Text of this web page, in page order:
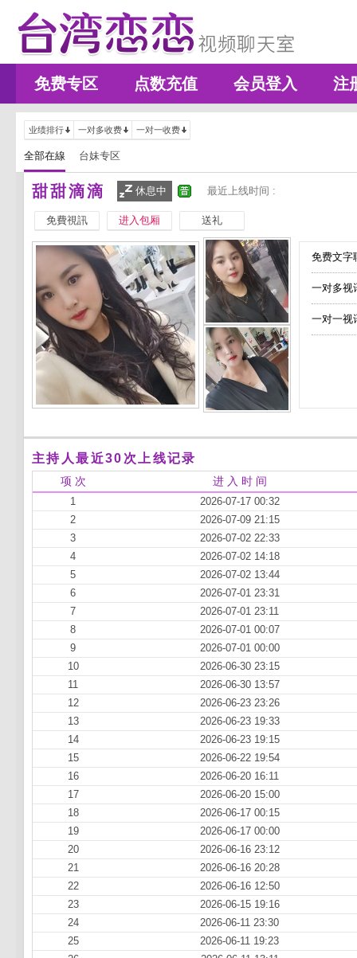
免费专区 点数充值 会员登入 注
业绩排行 一对多收费 一对一收费
全部在線 台妹专区
甜甜滴滴 休息中 最近上线时间 :
免費視訊 进入包厢 送礼
免费文
一对多
一对一
主持人最近30次上线记录
项 次 进 入 时 间
1
2026-07-17 00:32
2
2026-07-09 21:15
3
2026-07-02 22:33
4
2026-07-02 14:18
5
2026-07-02 13:44
6
2026-07-01 23:31
7
2026-07-01 23:11
8
2026-07-01 00:07
9
2026-07-01 00:00
10
2026-06-30 23:15
11
2026-06-30 13:57
12
2026-06-23 23:26
13
2026-06-23 19:33
14
2026-06-23 19:15
15
2026-06-22 19:54
16
2026-06-20 16:11
17
2026-06-20 15:00
18
2026-06-17 00:15
19
2026-06-17 00:00
20
2026-06-16 23:12
21
2026-06-16 20:28
22
2026-06-16 12:50
23
2026-06-15 19:16
24
2026-06-11 23:30
25
2026-06-11 19:23